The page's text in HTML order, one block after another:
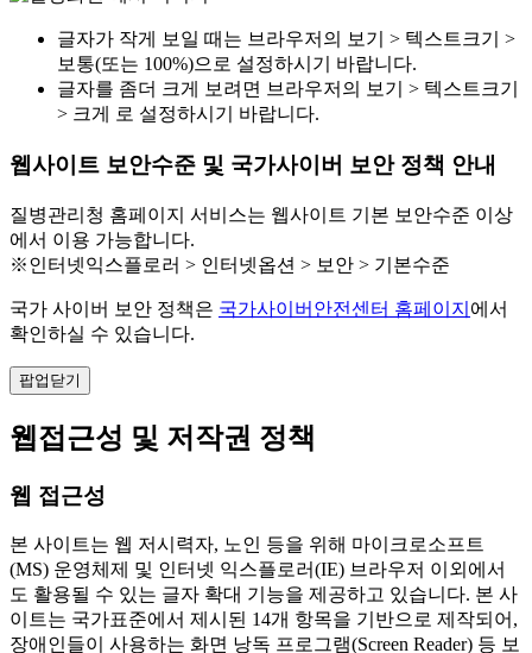
글자가 작게 보일 때는 브라우저의 보기 > 텍스트크기 >
보통(또는 100%)으로 설정하시기 바랍니다.
글자를 좀더 크게 보려면 브라우저의 보기 > 텍스트크기
> 크게 로 설정하시기 바랍니다.
웹사이트 보안수준 및 국가사이버 보안 정책 안내
질병관리청 홈페이지 서비스는 웹사이트 기본 보안수준 이상
에서 이용 가능합니다.
※인터넷익스플로러 > 인터넷옵션 > 보안 > 기본수준
국가 사이버 보안 정책은 국가사이버안전센터 홈페이지 에서
확인하실 수 있습니다.
팝업닫기
웹접근성 및 저작권 정책
웹 접근성
본 사이트는 웹 저시력자, 노인 등을 위해 마이크로소프트
(MS) 운영체제 및 인터넷 익스플로러(IE) 브라우저 이외에서
도 활용될 수 있는 글자 확대 기능을 제공하고 있습니다. 본 사
이트는 국가표준에서 제시된 14개 항목을 기반으로 제작되어,
장애인들이 사용하는 화면 낭독 프로그램(Screen Reader) 등 보